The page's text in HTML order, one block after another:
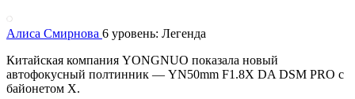
Алиса Смирнова 6 уровень: Легенда
Китайская компания YONGNUO показала новый
автофокусный полтинник — YN50mm F1.8X DA DSM PRO с
байонетом X.